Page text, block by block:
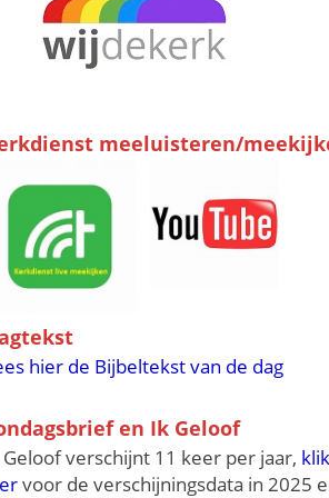
meeluisteren/
hier de Bijbeltekst van de dag
en Ik Geloof
Geloof verschijnt 11 keer per jaar, klik
voor de verschijningsdata in 2025